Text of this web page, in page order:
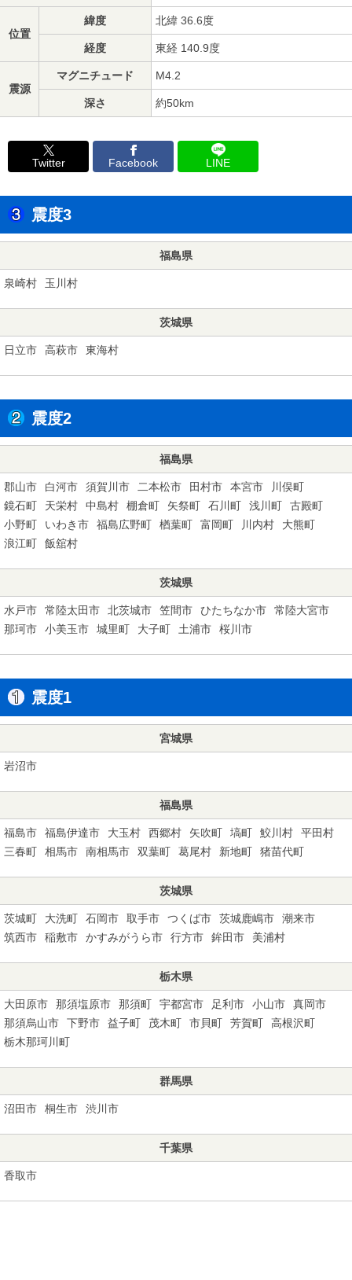
位置
緯度 北緯 36.6度
経度 東経 140.9度
震源
マグニチュード M4.2
深さ 約50km
Twitter Facebook LINE
震度3
福島県
泉崎村 玉川村
茨城県
日立市 高萩市 東海村
震度2
福島県
郡山市 白河市 須賀川市 二本松市 田村市 本宮市
川俣町
鏡石町
天栄村 中島村 棚倉町 矢祭町 石川町 浅川町
古殿町
小野町
いわき市 福島広野町 楢葉町 富岡町 川内村
大熊町
浪江町
飯舘村
茨城県
水戸市 常陸太田市 北茨城市 笠間市 ひたちなか市
常陸大宮市
那珂市
小美玉市 城里町 大子町 土浦市 桜川市
震度1
宮城県
岩沼市
福島県
福島市 福島伊達市 大玉村 西郷村 矢吹町 塙町 鮫川村
平田村
三春町
相馬市 南相馬市 双葉町 葛尾村 新地町 猪苗代町
茨城県
茨城町 大洗町 石岡市 取手市 つくば市 茨城鹿嶋市
潮来市
筑西市
稲敷市 かすみがうら市 行方市 鉾田市 美浦村
栃木県
大田原市 那須塩原市 那須町 宇都宮市 足利市 小山市
真岡市
那須烏山市
下野市 益子町 茂木町 市貝町 芳賀町
高根沢町
栃木那珂川町
群馬県
沼田市 桐生市 渋川市
千葉県
香取市